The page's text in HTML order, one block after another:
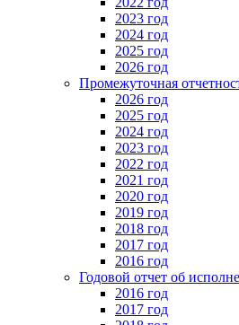
2023 год
2024 год
2025 год
2026 год
Промежуточная
2026 год
2025 год
2024 год
2023 год
2022 год
2021 год
2020 год
2019 год
2018 год
2017 год
2016 год
Годовой отчет об
2016 год
2017 год